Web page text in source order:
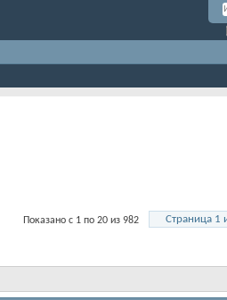
Страница 1
Показано с 1 по 20 из 982